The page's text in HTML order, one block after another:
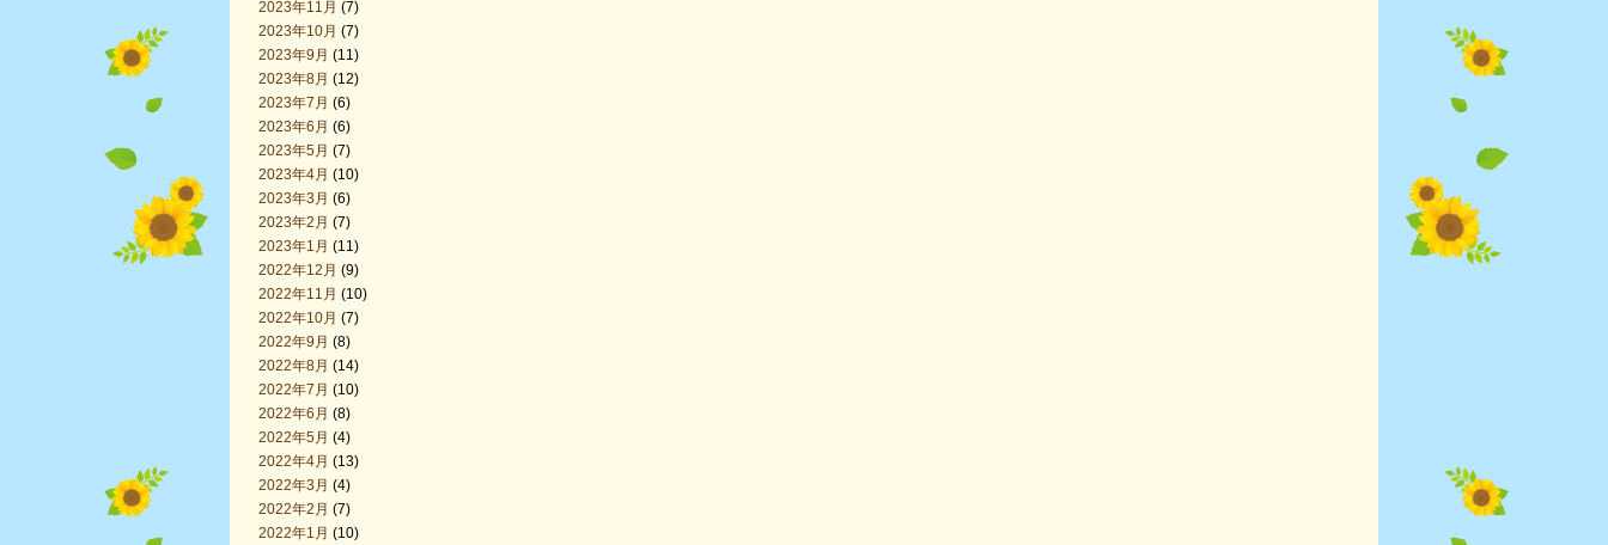
2023年11月 (7)
2023年10月 (7)
2023年9月 (11)
2023年8月 (12)
2023年7月 (6)
2023年6月 (6)
2023年5月 (7)
2023年4月 (10)
2023年3月 (6)
2023年2月 (7)
2023年1月 (11)
2022年12月 (9)
2022年11月 (10)
2022年10月 (7)
2022年9月 (8)
2022年8月 (14)
2022年7月 (10)
2022年6月 (8)
2022年5月 (4)
2022年4月 (13)
2022年3月 (4)
2022年2月 (7)
2022年1月 (10)